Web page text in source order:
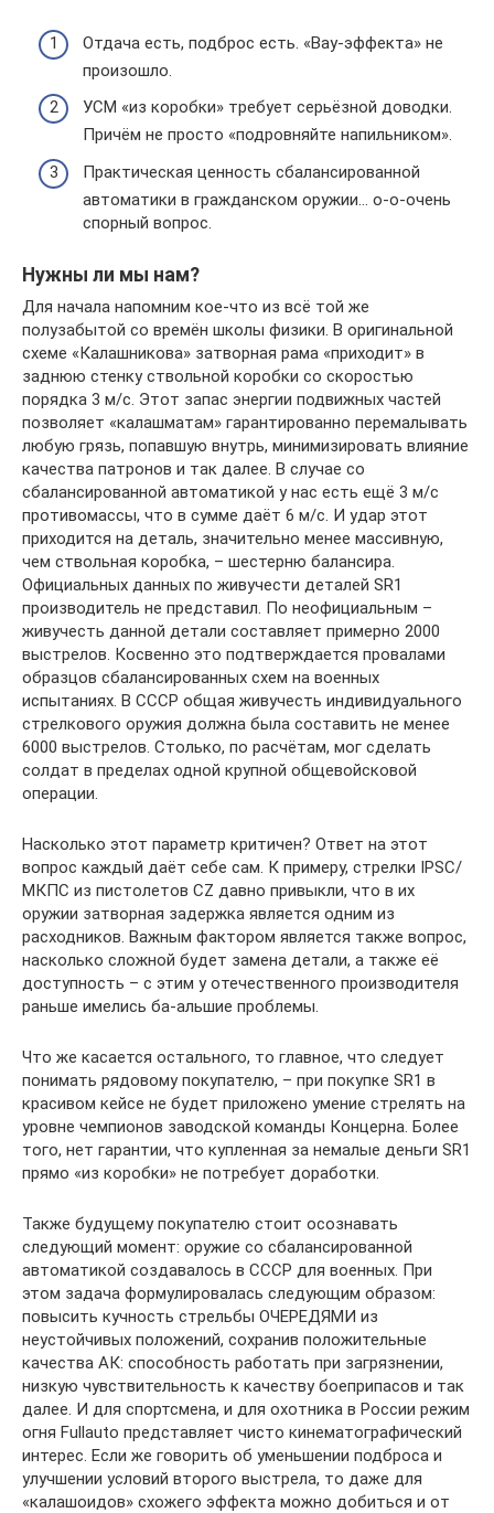
Отдача есть, подброс есть. «Вау-эффекта» не
произошло.
УСМ «из коробки» требует серьёзной доводки.
Причём не просто «подровняйте напильником».
Практическая ценность сбалансированной
автоматики в гражданском оружии… о-о-очень
спорный вопрос.
Нужны ли мы нам?
Для начала напомним кое-что из всё той же
полузабытой со времён школы физики. В оригинальной
схеме «Калашникова» затворная рама «приходит» в
заднюю стенку ствольной коробки со скоростью
порядка 3 м/с. Этот запас энергии подвижных частей
позволяет «калашматам» гарантированно перемалывать
любую грязь, попавшую внутрь, минимизировать влияние
качества патронов и так далее. В случае со
сбалансированной автоматикой у нас есть ещё 3 м/с
противомассы, что в сумме даёт 6 м/с. И удар этот
приходится на деталь, значительно менее массивную,
чем ствольная коробка, – шестерню балансира.
Официальных данных по живучести деталей SR1
производитель не представил. По неофициальным –
живучесть данной детали составляет примерно 2000
выстрелов. Косвенно это подтверждается провалами
образцов сбалансированных схем на военных
испытаниях. В СССР общая живучесть индивидуального
стрелкового оружия должна была составить не менее
6000 выстрелов. Столько, по расчётам, мог сделать
солдат в пределах одной крупной общевойсковой
операции.
Насколько этот параметр критичен? Ответ на этот
вопрос каждый даёт себе сам. К примеру, стрелки IPSC/
МКПС из пистолетов CZ давно привыкли, что в их
оружии затворная задержка является одним из
расходников. Важным фактором является также вопрос,
насколько сложной будет замена детали, а также её
доступность – с этим у отечественного производителя
раньше имелись ба-альшие проблемы.
Что же касается остального, то главное, что следует
понимать рядовому покупателю, – при покупке SR1 в
красивом кейсе не будет приложено умение стрелять на
уровне чемпионов заводской команды Концерна. Более
того, нет гарантии, что купленная за немалые деньги SR1
прямо «из коробки» не потребует доработки.
Также будущему покупателю стоит осознавать
следующий момент: оружие со сбалансированной
автоматикой создавалось в СССР для военных. При
этом задача формулировалась следующим образом:
повысить кучность стрельбы ОЧЕРЕДЯМИ из
неустойчивых положений, сохранив положительные
качества АК: способность работать при загрязнении,
низкую чувствительность к качеству боеприпасов и так
далее. И для спортсмена, и для охотника в России режим
огня Fullauto представляет чисто кинематографический
интерес. Если же говорить об уменьшении подброса и
улучшении условий второго выстрела, то даже для
«калашоидов» схожего эффекта можно добиться и от